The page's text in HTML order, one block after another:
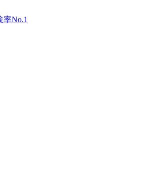
No.1